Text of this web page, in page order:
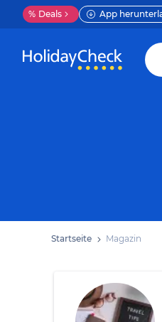
% Deals App
Startseite Magazin